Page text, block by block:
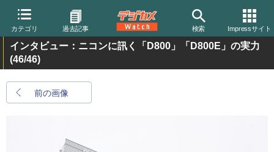
カテゴリ 過去記事 検索 Impressサイト
インタビュー：ニコンに訊く「D800」「D800E」の実力
(46/46)
前の画像